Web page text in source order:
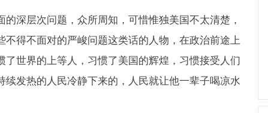
深层次问题，众所周知，可惜惟独美国不太清楚，
不得不面对的严峻问题这类话的人物，在政治前途上
了世界的上等人，习惯了美国的辉煌，习惯接受人们
续发热的人民冷静下来的，人民就让他一辈子喝凉水